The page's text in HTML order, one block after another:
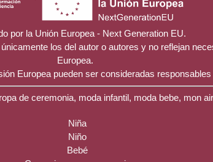
por la Unión Europea - Next Generation EU.
los del autor o autores y no reflejan
Europea.
Europea pueden ser consideradas
de ceremonia, moda infantil, moda bebe, mon
Niña
Niño
Bebé